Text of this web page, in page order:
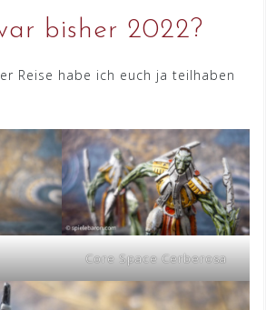
bisher 2022?
Reise habe ich euch ja teilhaben
Core Space Cerberosa